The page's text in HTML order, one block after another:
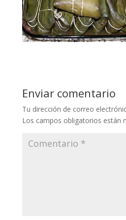
Enviar comentario
Tu dirección de correo
Los campos obligatorios están